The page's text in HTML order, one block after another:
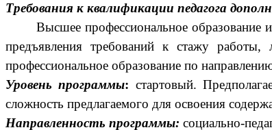
Требования к квалификации педагога
Высшее профессиональное образование
предъявления требований к стажу работы,
профессиональное образование по
Уровень программы: стартовый.
сложность предлагаемого для освоения
Направленность программы: социально-